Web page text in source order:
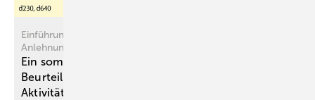
Einführung, Konzept und Anwendung des Mini-ICF-APS – In
Anlehnung an das Mini-ICF-APP
Ein somatisch-funktionelles
Beurteilungsinstrument zur Erfassung von
Aktivitäts- und Teilhabefähigkeit in der